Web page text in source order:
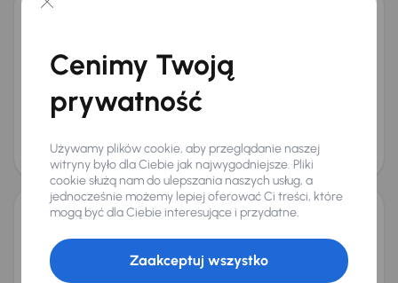
D4 2.0 181 KM Skóra Navi
od 179 zł
30 000 zł
Taniej o 2 000 zł
2016201 619 km
D2 2.0 Klimatronic Tempomat +1 kolejnych
Cenimy Twoją
prywatność
Używamy plików cookie, aby przeglądanie naszej
witryny było dla Ciebie jak najwygodniejsze. Pliki
cookie służą nam do ulepszania naszych usług, a
jednocześnie możemy lepiej oferować Ci treści, które
mogą być dla Ciebie interesujące i przydatne.
Zaakceptuj wszystko